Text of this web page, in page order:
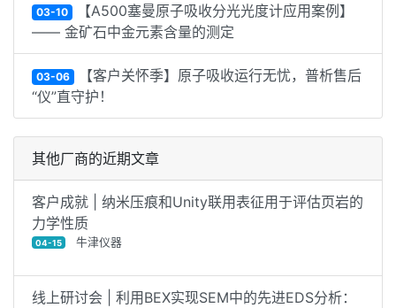
03-10 【A500塞曼原子吸收分光光度计应用案例】
—— 金矿石中金元素含量的测定
03-06 【客户关怀季】原子吸收运行无忧，普析售后
“仪”直守护！
其他厂商的近期文章
客户成就 | 纳米压痕和Unity联用表征用于评估页岩的
力学性质
04-15 牛津仪器
线上研讨会 | 利用BEX实现SEM中的先进EDS分析：